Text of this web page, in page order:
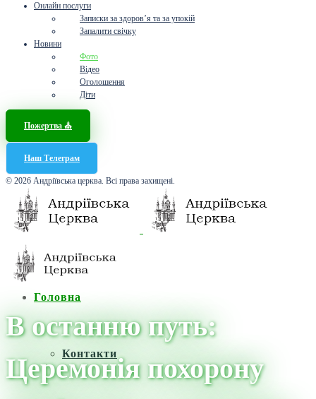
Онлайн послуги
Записки за здоров’я та за упокій
Запалити свічку
Новини
Фото
Відео
Оголошення
Діти
Пожертва ⛪️
Наш Телеграм
© 2026 Андріївська церква. Всі права захищені.
Головна
Контакти
В останню путь:
Церемонія похорону